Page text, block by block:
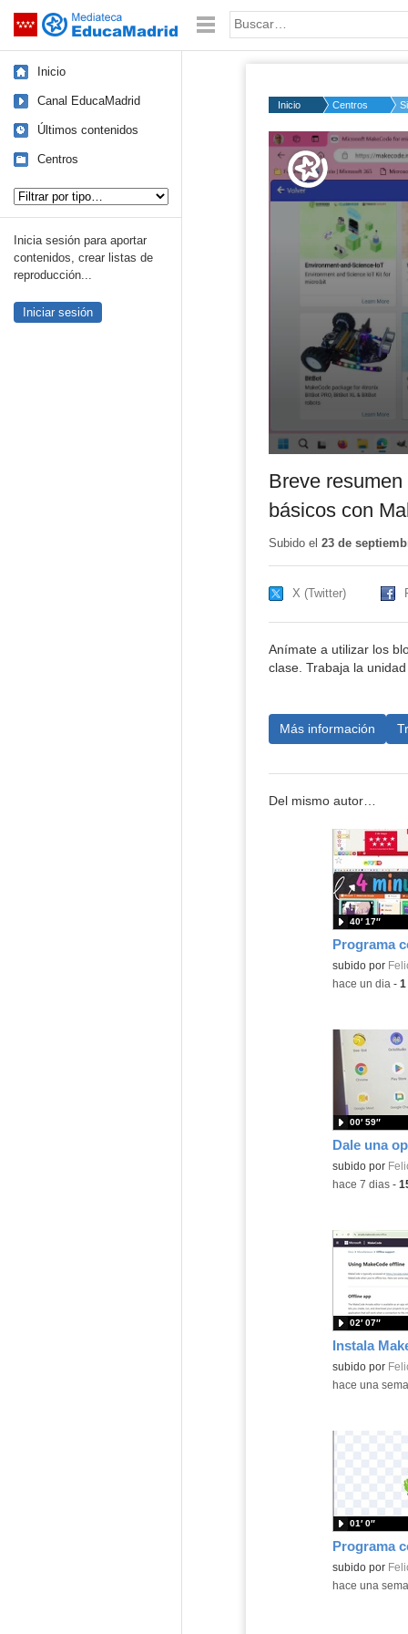
Saltar navegación Palabra o frase:
Inicio
Canal EducaMadrid
Últimos contenidos
Centros
Inicia sesión para aportar
contenidos, crear listas de
reproducción...
Iniciar sesión
Inicio Centros
Volume
50%
Breve
básicos con
Subido el 23 de
X (Twitter)
Anímate a utilizar los
clase. Trabaja la
Más información
Del mismo autor…
Contenido
subido por
40′ 17″
-hace un dia - 1
Contenido
subido por
00′ 59″
-hace 7 dias-
Contenido
subido por
02′ 07″
-hace una
Contenido
subido por
01′ 0″
-hace una